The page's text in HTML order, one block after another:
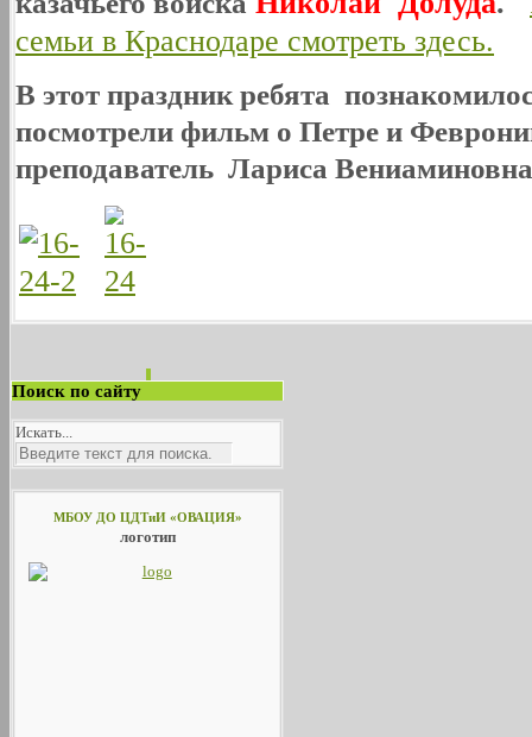
семьи в Краснодаре смотреть здесь.
В этот праздник ребята
посмотрели фильм о Петре и
преподаватель Лариса
Поиск по сайту
Искать...
МБОУ ДО ЦДТиИ «ОВАЦИЯ»
логотип